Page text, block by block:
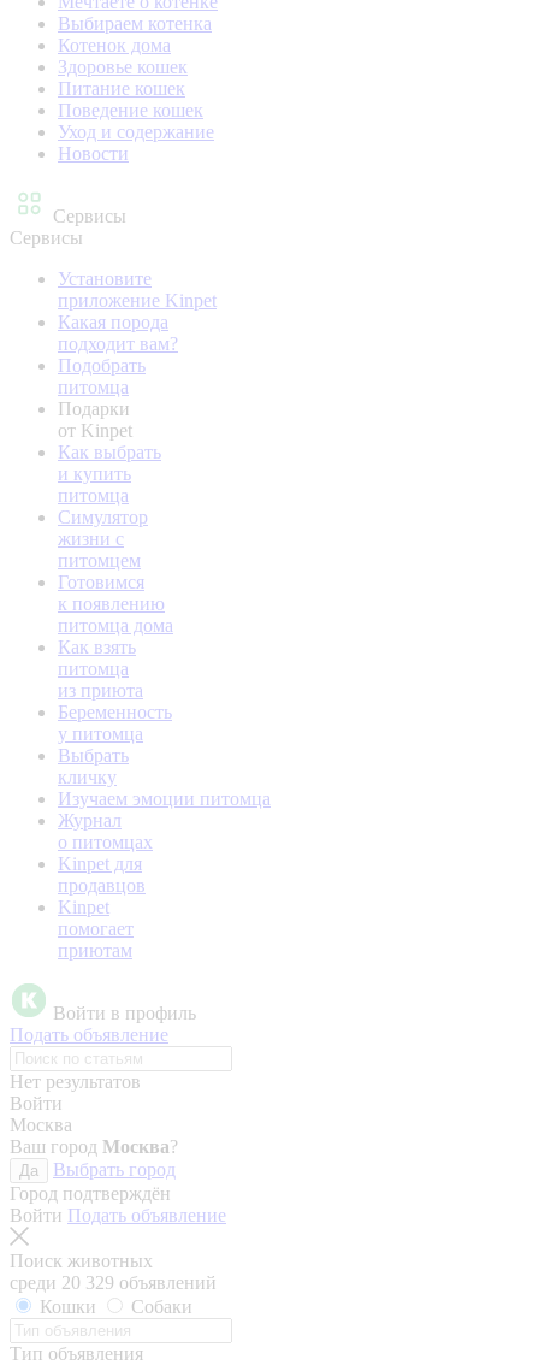
Выбираем котенка
Котенок дома
Здоровье кошек
Питание кошек
Поведение кошек
Уход и содержание
Новости
Сервисы
Сервисы
Установите
приложение Kinpet
Какая порода
подходит вам?
Подобрать
питомца
Подарки
от Kinpet
Как выбрать
и купить
питомца
Симулятор
жизни с
питомцем
Готовимся
к появлению
питомца дома
Как взять
питомца
из приюта
Беременность
у питомца
Выбрать
кличку
Изучаем эмоции питомца
Журнал
о питомцах
Kinpet для
продавцов
Kinpet
помогает
приютам
Войти в профиль
Подать объявление
Нет результатов
Войти
Москва
Ваш город Москва?
Да
Выбрать город
Город подтверждён
Войти Подать объявление
Поиск животных
среди 20 329 объявлений
Кошки
Собаки
Тип объявления